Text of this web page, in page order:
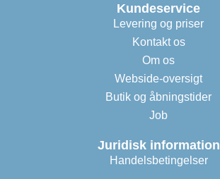
Kundeservice
Levering og priser
Kontakt os
Om os
Webside-oversigt
Butik og åbningstider
Job
Juridisk information
Handelsbetingelser